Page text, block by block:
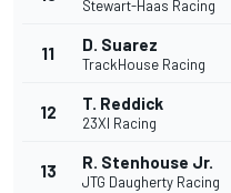
Stewart-Haas Racing
11 D. Suarez
TrackHouse Racing
12 T. Reddick
23XI Racing
13 R. Stenhouse Jr.
JTG Daugherty Racing